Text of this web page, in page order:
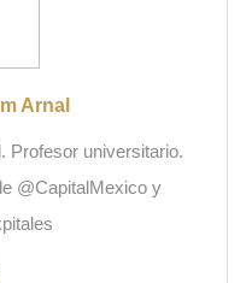
Arnal
Profesor universitario.
@CapitalMexico y